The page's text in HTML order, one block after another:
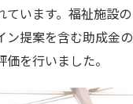
います。福祉施設の
ン提案を含む助成金の
を行いました。